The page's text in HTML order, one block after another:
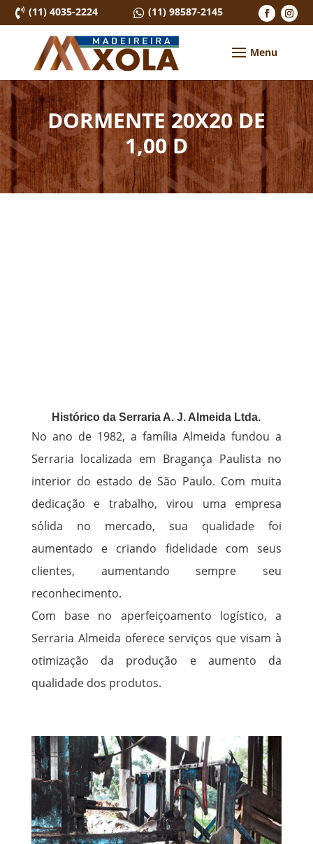
 (11) 4035-2224  (11) 98587-2145
DORMENTE 20X20 DE
1,00 D
Histórico da Serraria A. J. Almeida Ltda.
No ano de 1982, a família Almeida fundou a
Serraria localizada em Bragança Paulista no
interior do estado de São Paulo. Com muita
dedicação e trabalho, virou uma empresa
sólida no mercado, sua qualidade foi
aumentado e criando fidelidade com seus
clientes, aumentando sempre seu
reconhecimento.
Com base no aperfeiçoamento logístico, a
Serraria Almeida oferece serviços que visam à
otimização da produção e aumento da
qualidade dos produtos.